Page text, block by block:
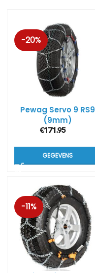
-20%
Pewag Servo 9 RS9
(9mm)
€171.95
GEGEVENS
-11%